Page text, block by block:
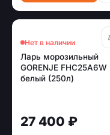
Нет в наличии
Ларь морозильный
GORENJE FHC25A6W
белый (250л)
27 400 ₽